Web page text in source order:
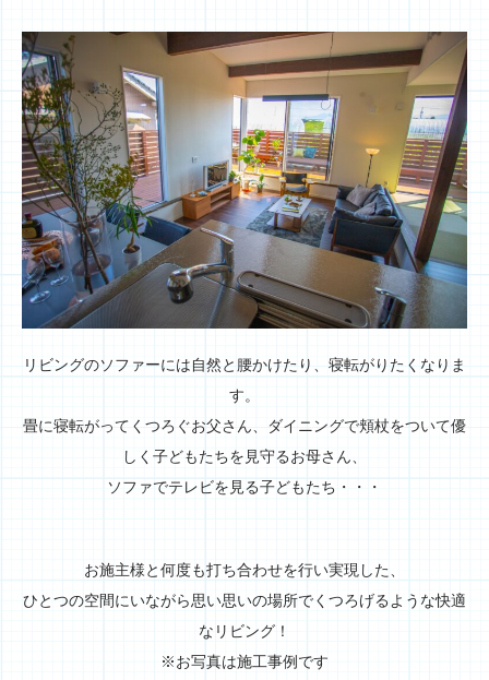
リビングのソファーには自然と腰かけたり、寝転がりたくなりま
す。
畳に寝転がってくつろぐお父さん、ダイニングで頬杖をついて優
しく子どもたちを見守るお母さん、
ソファでテレビを見る子どもたち・・・
お施主様と何度も打ち合わせを行い実現した、
ひとつの空間にいながら思い思いの場所でくつろげるような快適
なリビング！
※お写真は施工事例です